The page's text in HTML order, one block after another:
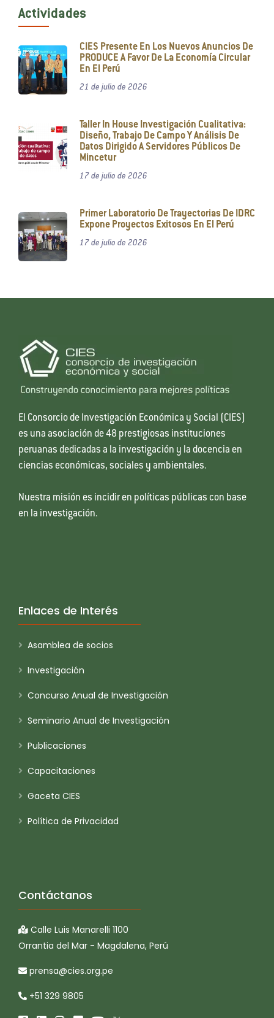
Actividades
CIES Presente En Los Nuevos Anuncios De
PRODUCE A Favor De La Economía Circular
En El Perú
21 de julio de 2026
Taller In House Investigación Cualitativa:
Diseño, Trabajo De Campo Y Análisis De
Datos Dirigido A Servidores Públicos De
Mincetur
17 de julio de 2026
Primer Laboratorio De Trayectorias De IDRC
Expone Proyectos Exitosos En El Perú
17 de julio de 2026
El Consorcio de Investigación Económica y Social (CIES)
es una asociación de 48 prestigiosas instituciones
peruanas dedicadas a la investigación y la docencia en
ciencias económicas, sociales y ambientales.
Nuestra misión es incidir en políticas públicas con base
en la investigación.
Enlaces de Interés
Asamblea de socios
Investigación
Concurso Anual de Investigación
Seminario Anual de Investigación
Publicaciones
Capacitaciones
Gaceta CIES
Política de Privacidad
Contáctanos
Calle Luis Manarelli 1100
Orrantia del Mar - Magdalena, Perú
prensa@cies.org.pe
+51 329 9805